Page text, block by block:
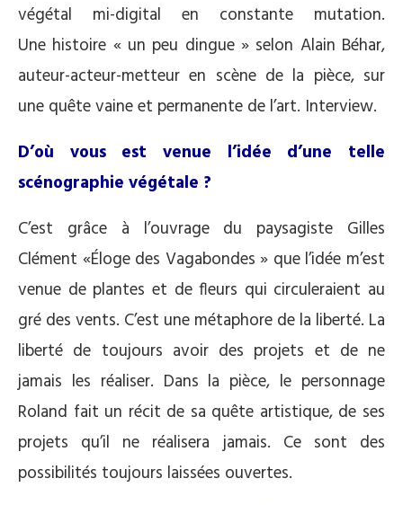
végétal mi-digital en constante mutation.
Une histoire « un peu dingue » selon Alain Béhar,
auteur-acteur-metteur en scène de la pièce, sur
une quête vaine et permanente de l’art. Interview.
D’où vous est venue l’idée d’une telle
scénographie végétale ?
C’est grâce à l’ouvrage du paysagiste Gilles
Clément «Éloge des Vagabondes » que l’idée m’est
venue de plantes et de fleurs qui circuleraient au
gré des vents. C’est une métaphore de la liberté. La
liberté de toujours avoir des projets et de ne
jamais les réaliser. Dans la pièce, le personnage
Roland fait un récit de sa quête artistique, de ses
projets qu’il ne réalisera jamais. Ce sont des
possibilités toujours laissées ouvertes.